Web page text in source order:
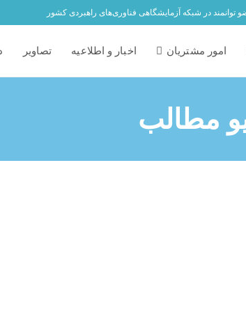
توانمند در شبکه آزمایشگاهی فناوری‌های راهبردی کشور
امور مشتریان اخبار و اطلاعیه تصاویر
مطالب